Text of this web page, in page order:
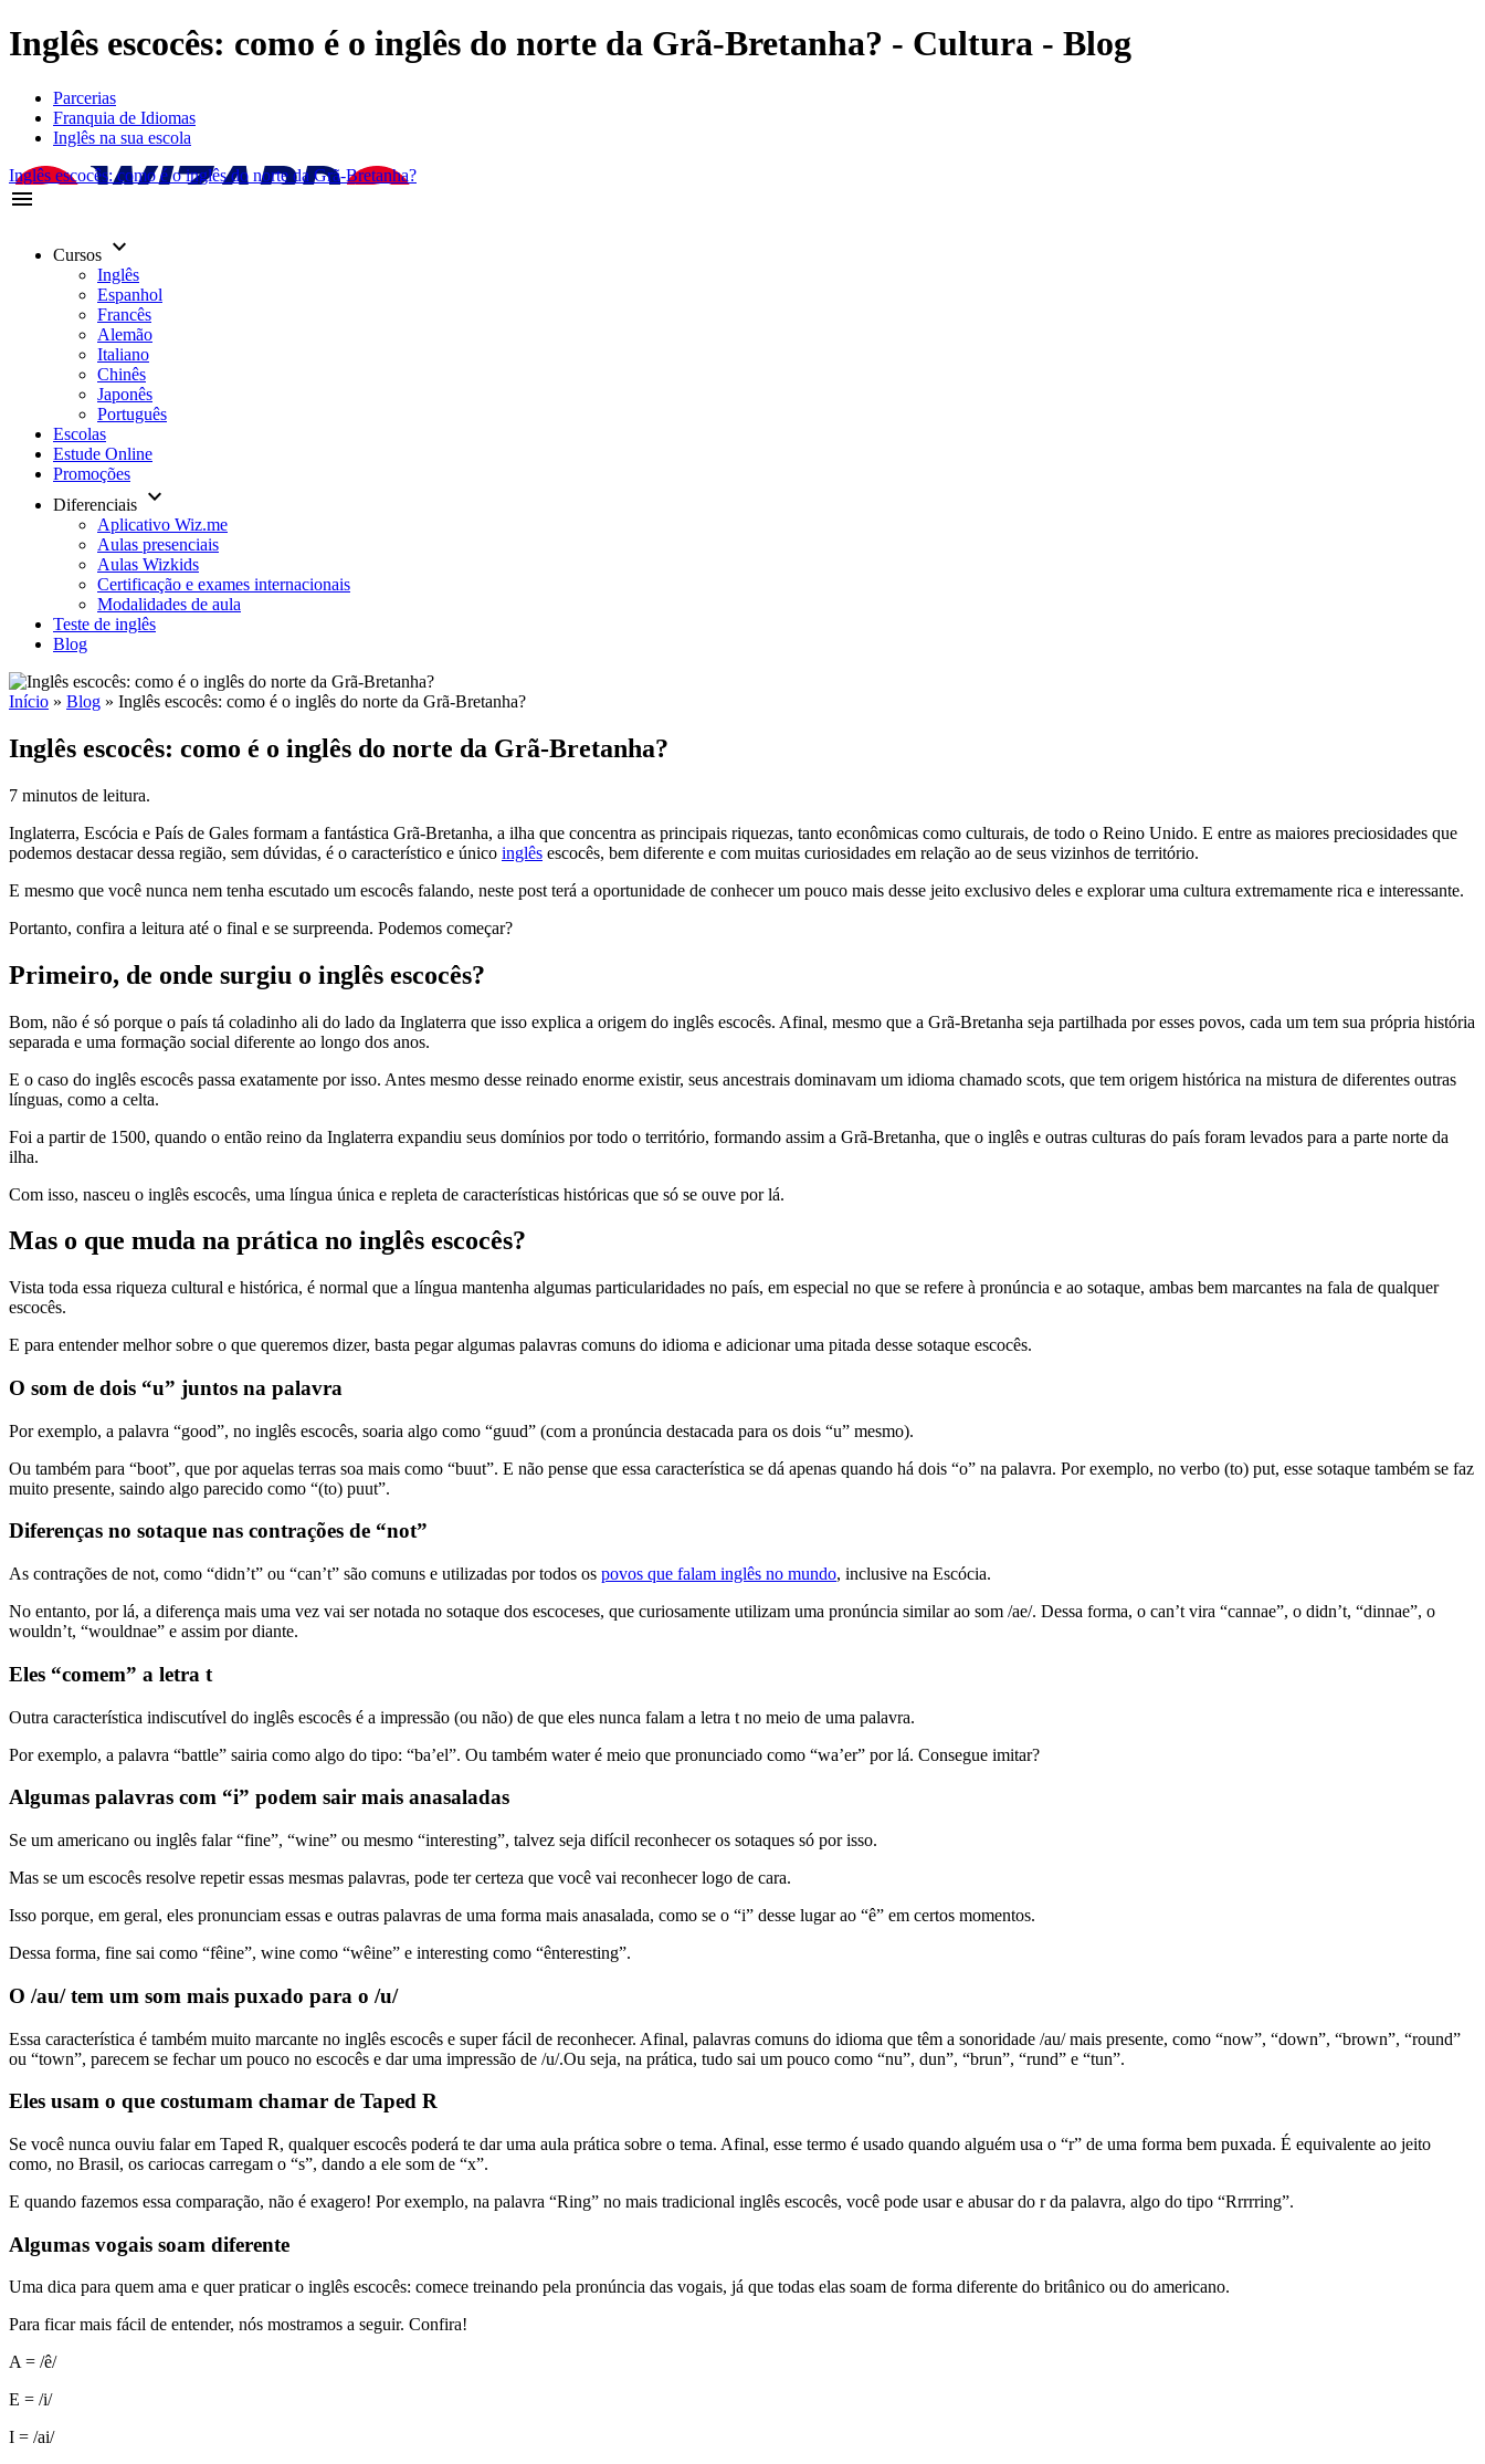
Inglês escocês: como é o inglês do norte da Grã-Bretanha? - Cultura - Blog
Parcerias
Franquia de Idiomas
Inglês na sua escola
Inglês escocês: como é o inglês do norte da Grã-Bretanha?
menu
Cursos keyboard_arrow_down
Inglês
Espanhol
Francês
Alemão
Italiano
Chinês
Japonês
Português
Escolas
Estude Online
Promoções
Diferenciais keyboard_arrow_down
Aplicativo Wiz.me
Aulas presenciais
Aulas Wizkids
Certificação e exames internacionais
Modalidades de aula
Teste de inglês
Blog
Início » Blog » Inglês escocês: como é o inglês do norte da Grã-Bretanha?
Inglês escocês: como é o inglês do norte da Grã-Bretanha?
7 minutos de leitura.
Inglaterra, Escócia e País de Gales formam a fantástica Grã-Bretanha, a ilha que concentra as principais riquezas, tanto econômicas como culturais, de todo o Reino Unido. E entre as maiores preciosidades que
podemos destacar dessa região, sem dúvidas, é o característico e único inglês escocês, bem diferente e com muitas curiosidades em relação ao de seus vizinhos de território.
E mesmo que você nunca nem tenha escutado um escocês falando, neste post terá a oportunidade de conhecer um pouco mais desse jeito exclusivo deles e explorar uma cultura extremamente rica e interessante.
Portanto, confira a leitura até o final e se surpreenda. Podemos começar?
Primeiro, de onde surgiu o inglês escocês?
Bom, não é só porque o país tá coladinho ali do lado da Inglaterra que isso explica a origem do inglês escocês. Afinal, mesmo que a Grã-Bretanha seja partilhada por esses povos, cada um tem sua própria história
separada e uma formação social diferente ao longo dos anos.
E o caso do inglês escocês passa exatamente por isso. Antes mesmo desse reinado enorme existir, seus ancestrais dominavam um idioma chamado scots, que tem origem histórica na mistura de diferentes outras
línguas, como a celta.
Foi a partir de 1500, quando o então reino da Inglaterra expandiu seus domínios por todo o território, formando assim a Grã-Bretanha, que o inglês e outras culturas do país foram levados para a parte norte da
ilha.
Com isso, nasceu o inglês escocês, uma língua única e repleta de características históricas que só se ouve por lá.
Mas o que muda na prática no inglês escocês?
Vista toda essa riqueza cultural e histórica, é normal que a língua mantenha algumas particularidades no país, em especial no que se refere à pronúncia e ao sotaque, ambas bem marcantes na fala de qualquer
escocês.
E para entender melhor sobre o que queremos dizer, basta pegar algumas palavras comuns do idioma e adicionar uma pitada desse sotaque escocês.
O som de dois “u” juntos na palavra
Por exemplo, a palavra “good”, no inglês escocês, soaria algo como “guud” (com a pronúncia destacada para os dois “u” mesmo).
Ou também para “boot”, que por aquelas terras soa mais como “buut”. E não pense que essa característica se dá apenas quando há dois “o” na palavra. Por exemplo, no verbo (to) put, esse sotaque também se faz
muito presente, saindo algo parecido como “(to) puut”.
Diferenças no sotaque nas contrações de “not”
As contrações de not, como “didn’t” ou “can’t” são comuns e utilizadas por todos os povos que falam inglês no mundo, inclusive na Escócia.
No entanto, por lá, a diferença mais uma vez vai ser notada no sotaque dos escoceses, que curiosamente utilizam uma pronúncia similar ao som /ae/. Dessa forma, o can’t vira “cannae”, o didn’t, “dinnae”, o
wouldn’t, “wouldnae” e assim por diante.
Eles “comem” a letra t
Outra característica indiscutível do inglês escocês é a impressão (ou não) de que eles nunca falam a letra t no meio de uma palavra.
Por exemplo, a palavra “battle” sairia como algo do tipo: “ba’el”. Ou também water é meio que pronunciado como “wa’er” por lá. Consegue imitar?
Algumas palavras com “i” podem sair mais anasaladas
Se um americano ou inglês falar “fine”, “wine” ou mesmo “interesting”, talvez seja difícil reconhecer os sotaques só por isso.
Mas se um escocês resolve repetir essas mesmas palavras, pode ter certeza que você vai reconhecer logo de cara.
Isso porque, em geral, eles pronunciam essas e outras palavras de uma forma mais anasalada, como se o “i” desse lugar ao “ê” em certos momentos.
Dessa forma, fine sai como “fêine”, wine como “wêine” e interesting como “ênteresting”.
O /au/ tem um som mais puxado para o /u/
Essa característica é também muito marcante no inglês escocês e super fácil de reconhecer. Afinal, palavras comuns do idioma que têm a sonoridade /au/ mais presente, como “now”, “down”, “brown”, “round”
ou “town”, parecem se fechar um pouco no escocês e dar uma impressão de /u/.Ou seja, na prática, tudo sai um pouco como “nu”, dun”, “brun”, “rund” e “tun”.
Eles usam o que costumam chamar de Taped R
Se você nunca ouviu falar em Taped R, qualquer escocês poderá te dar uma aula prática sobre o tema. Afinal, esse termo é usado quando alguém usa o “r” de uma forma bem puxada. É equivalente ao jeito
como, no Brasil, os cariocas carregam o “s”, dando a ele som de “x”.
E quando fazemos essa comparação, não é exagero! Por exemplo, na palavra “Ring” no mais tradicional inglês escocês, você pode usar e abusar do r da palavra, algo do tipo “Rrrrring”.
Algumas vogais soam diferente
Uma dica para quem ama e quer praticar o inglês escocês: comece treinando pela pronúncia das vogais, já que todas elas soam de forma diferente do britânico ou do americano.
Para ficar mais fácil de entender, nós mostramos a seguir. Confira!
A = /ê/
E = /i/
I = /ai/